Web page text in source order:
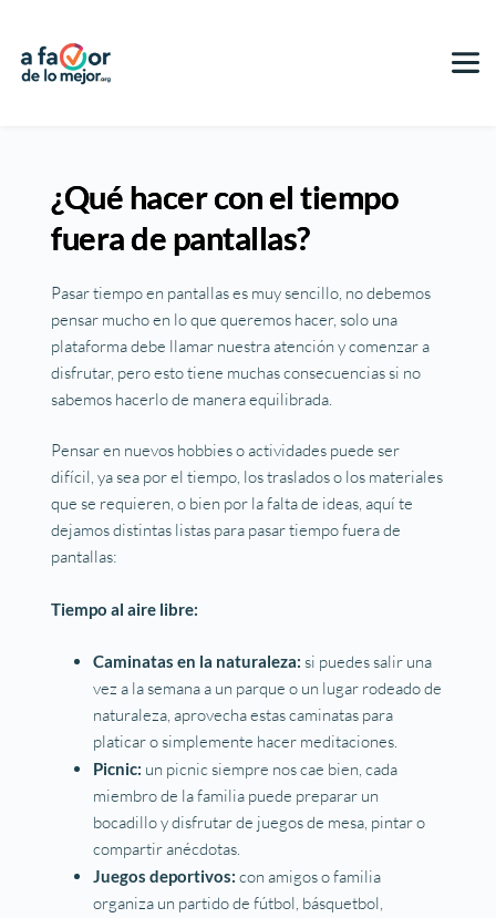
¿Qué hacer con el tiempo
fuera de pantallas?
Pasar tiempo en pantallas es muy sencillo, no debemos
pensar mucho en lo que queremos hacer, solo una
plataforma debe llamar nuestra atención y comenzar a
disfrutar, pero esto tiene muchas consecuencias si no
sabemos hacerlo de manera equilibrada.
Pensar en nuevos hobbies o actividades puede ser
difícil, ya sea por el tiempo, los traslados o los materiales
que se requieren, o bien por la falta de ideas, aquí te
dejamos distintas listas para pasar tiempo fuera de
pantallas:
Tiempo al aire libre:
Caminatas en la naturaleza: si puedes salir una
vez a la semana a un parque o un lugar rodeado de
naturaleza, aprovecha estas caminatas para
platicar o simplemente hacer meditaciones.
Picnic: un picnic siempre nos cae bien, cada
miembro de la familia puede preparar un
bocadillo y disfrutar de juegos de mesa, pintar o
compartir anécdotas.
Juegos deportivos: con amigos o familia
organiza un partido de fútbol, básquetbol,